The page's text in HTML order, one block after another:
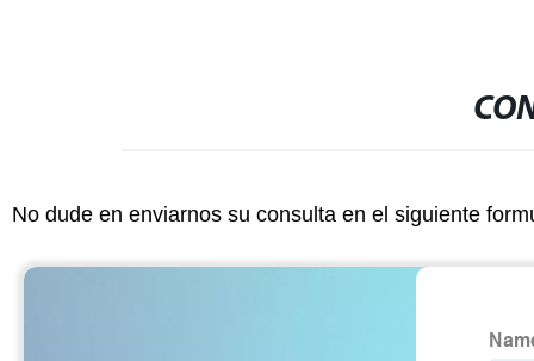
No dude en enviarnos su consulta en el siguiente